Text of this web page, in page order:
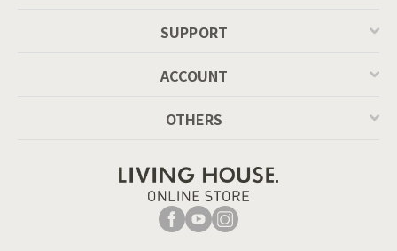
SUPPORT
ACCOUNT
OTHERS